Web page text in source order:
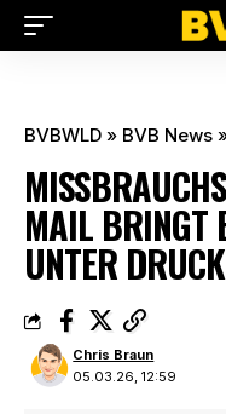
BVBWLD » BVB News
MAIL BRINGT
UNTER DRUCK
05.03.26, 12:59
Chris Braun